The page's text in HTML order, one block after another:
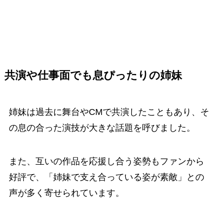
共演や仕事面でも息ぴったりの姉妹
姉妹は過去に舞台やCMで共演したこともあり、そ
の息の合った演技が大きな話題を呼びました。
また、互いの作品を応援し合う姿勢もファンから
好評で、「姉妹で支え合っている姿が素敵」との
声が多く寄せられています。